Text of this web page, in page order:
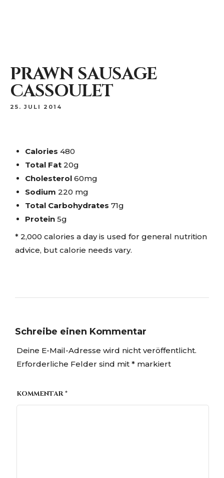
PRAWN SAUSAGE
CASSOULET
25. JULI 2014
Calories 480
Total Fat 20g
Cholesterol 60mg
Sodium 220 mg
Total Carbohydrates 71g
Protein 5g
* 2,000 calories a day is used for general nutrition
advice, but calorie needs vary.
Schreibe einen Kommentar
Deine E-Mail-Adresse wird nicht veröffentlicht.
Erforderliche Felder sind mit *markiert
KOMMENTAR*